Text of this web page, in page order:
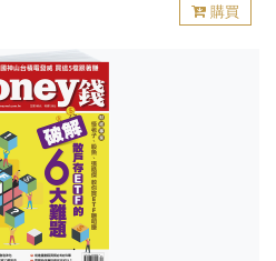
籌30反1
購買